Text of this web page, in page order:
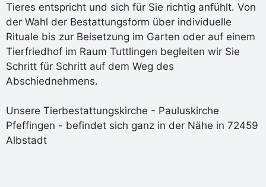
Tieres entspricht und sich für Sie richtig anfühlt. Von
der Wahl der Bestattungsform über individuelle
Rituale bis zur Beisetzung im Garten oder auf einem
Tierfriedhof im Raum Tuttlingen begleiten wir Sie
Schritt für Schritt auf dem Weg des
Abschiednehmens.
Unsere Tierbestattungskirche - Pauluskirche
Pfeffingen - befindet sich ganz in der Nähe in 72459
Albstadt